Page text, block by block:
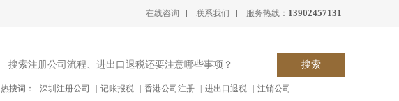
在线咨询 联系我们 服务热线： 13902457131
热搜词： 深圳注册公司 记账报税 香港公司注册 进出口退税 注销公司